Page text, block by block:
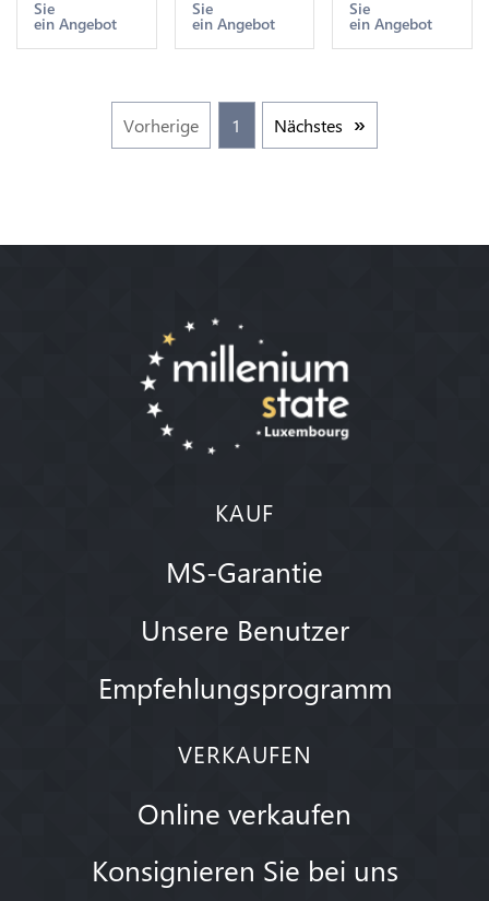
Sie
ein Angebot
UNC -> M
Offer
Sie
ein Angebot
UNC -> M
Offer
Sie
ein Angebot
Vorherige 1 Nächstes
KAUF
MS-Garantie
Unsere Benutzer
Empfehlungsprogramm
VERKAUFEN
Online verkaufen
Konsignieren Sie bei uns